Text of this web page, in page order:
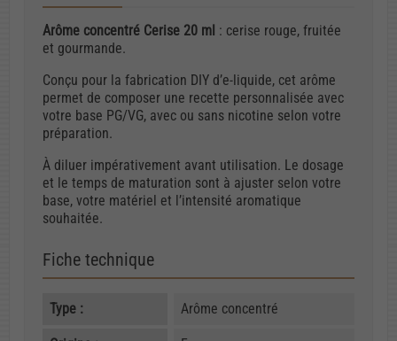
Arôme concentré Cerise 20 ml : cerise rouge, fruitée
et gourmande.
Conçu pour la fabrication DIY d’e-liquide, cet arôme
permet de composer une recette personnalisée avec
votre base PG/VG, avec ou sans nicotine selon votre
préparation.
À diluer impérativement avant utilisation. Le dosage
et le temps de maturation sont à ajuster selon votre
base, votre matériel et l’intensité aromatique
souhaitée.
Fiche technique
Type : Arôme concentré